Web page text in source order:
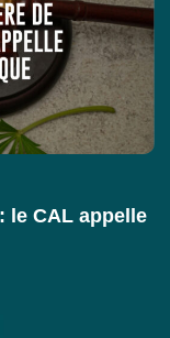
le CAL appelle